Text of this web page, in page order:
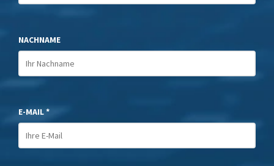
NACHNAME
E-MAIL *